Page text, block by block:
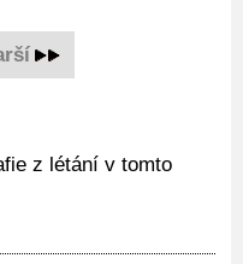
z létání v tomto